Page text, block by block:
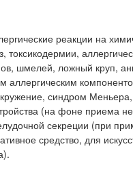
реакции на
шмелей, ложный круп,
аллергическим
синдром
(на фоне приема
секреции (при
средство, для